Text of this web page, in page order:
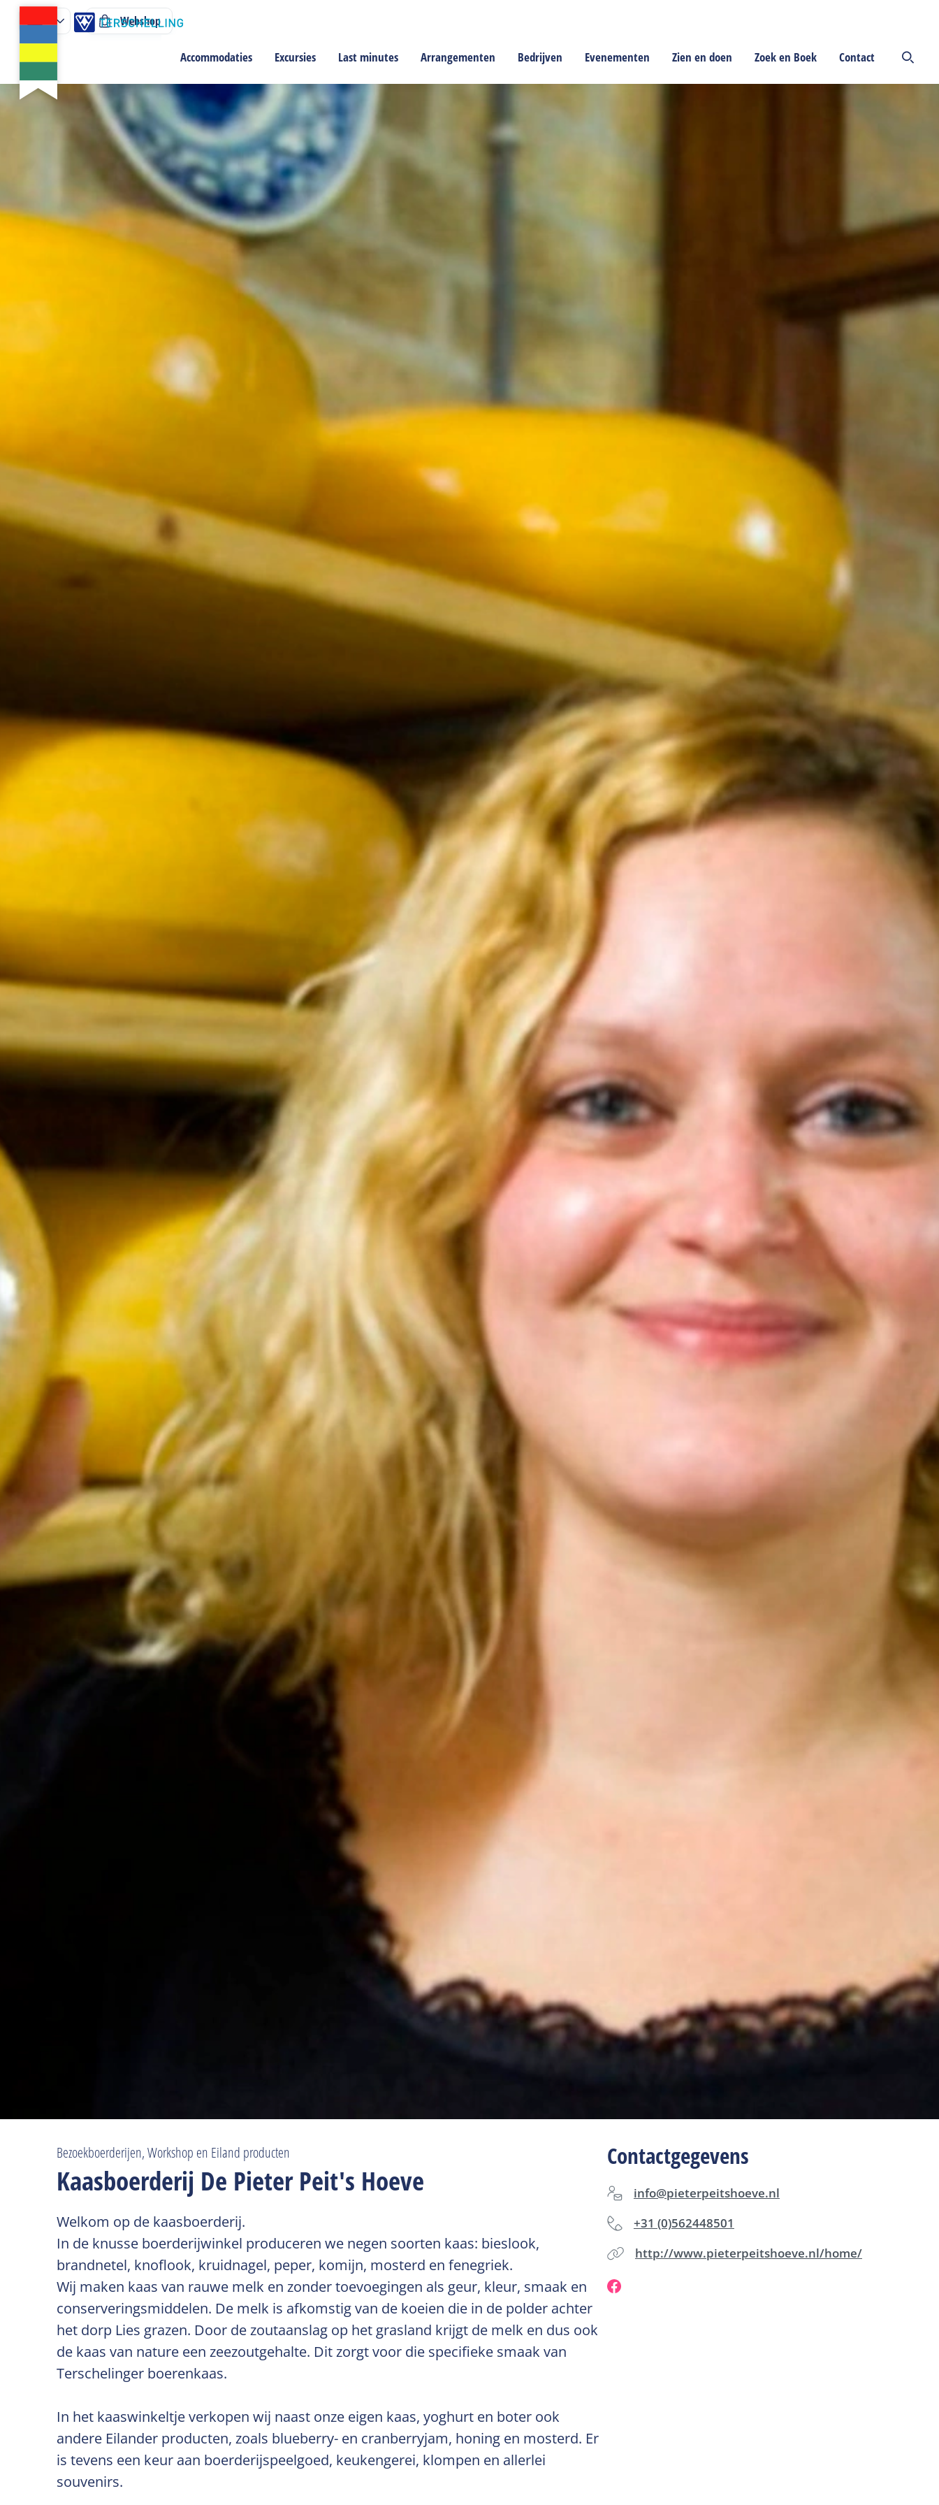
Accommodaties Excursies Last minutes Arrangementen Bedrijven Evenementen Zien en doen Zoek en Boek Contact
Webshop
Bezoekboerderijen, Workshop en Eiland producten
Kaasboerderij De Pieter Peit's Hoeve
Welkom op de kaasboerderij.
In de knusse boerderijwinkel produceren we negen soorten kaas: bieslook,
brandnetel, knoflook, kruidnagel, peper, komijn, mosterd en fenegriek.
Wij maken kaas van rauwe melk en zonder toevoegingen als geur, kleur, smaak en
conserveringsmiddelen. De melk is afkomstig van de koeien die in de polder achter
het dorp Lies grazen. Door de zoutaanslag op het grasland krijgt de melk en dus ook
de kaas van nature een zeezoutgehalte. Dit zorgt voor die specifieke smaak van
Terschelinger boerenkaas.
In het kaaswinkeltje verkopen wij naast onze eigen kaas, yoghurt en boter ook
andere Eilander producten, zoals blueberry- en cranberryjam, honing en mosterd. Er
is tevens een keur aan boerderijspeelgoed, keukengerei, klompen en allerlei
souvenirs.
Contactgegevens
info@pieterpeitshoeve.nl
+31 (0)562448501
http://www.pieterpeitshoeve.nl/home/